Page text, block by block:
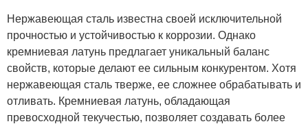
Нержавеющая сталь известна своей исключительной
прочностью и устойчивостью к коррозии. Однако
кремниевая латунь предлагает уникальный баланс
свойств, которые делают ее сильным конкурентом. Хотя
нержавеющая сталь тверже, ее сложнее обрабатывать и
отливать. Кремниевая латунь, обладающая
превосходной текучестью, позволяет создавать более